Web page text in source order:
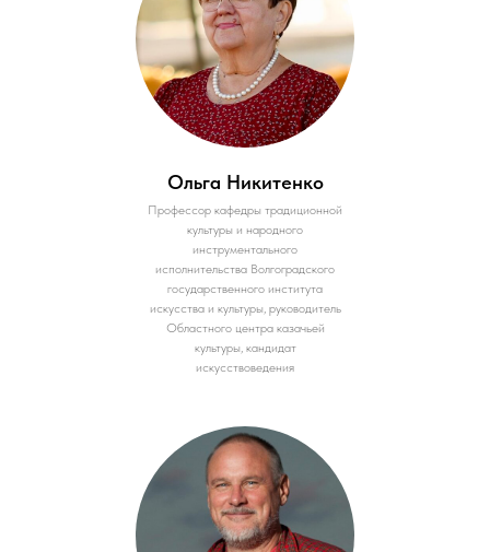
Ольга Никитенко
Профессор кафедры традиционной
культуры и народного
инструментального
исполнительства Волгоградского
государственного института
искусства и культуры, руководитель
Областного центра казачьей
культуры, кандидат
искусствоведения